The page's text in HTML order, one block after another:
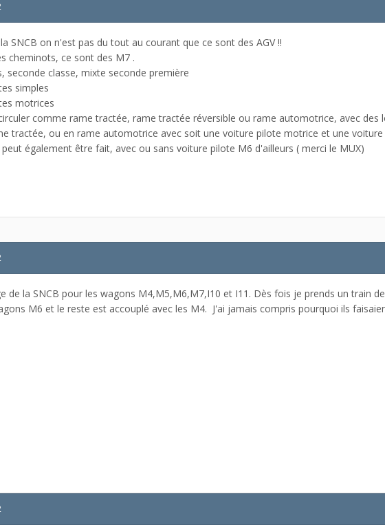
SNCB on n'est pas du tout au courant que ce sont des AGV !!
cheminots, ce sont des M7 .
seconde classe, mixte seconde première
simples
motrices
comme rame tractée, rame tractée réversible ou rame automotrice, avec
tractée, ou en rame automotrice avec soit une voiture pilote motrice et une
également être fait, avec ou sans voiture pilote M6 d'ailleurs ( merci le MUX)
de la SNCB pour les wagons M4,M5,M6,M7,I10 et I11. Dès fois je prends un train
M6 et le reste est accouplé avec les M4. J'ai jamais compris pourquoi ils